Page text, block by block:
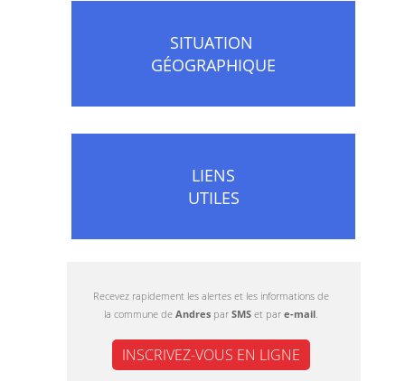
SITUATION
GÉOGRAPHIQUE
LIENS
UTILES
Recevez rapidement les alertes et les informations de
la commune de Andres par SMS et par e-mail.
INSCRIVEZ-VOUS EN LIGNE